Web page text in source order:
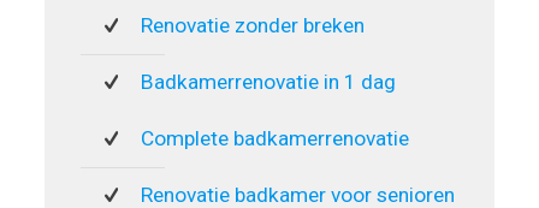
Renovatie zonder breken
Badkamerrenovatie in 1 dag
Complete badkamerrenovatie
Renovatie badkamer voor senioren